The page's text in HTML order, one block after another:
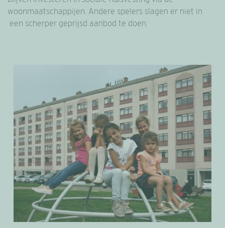
woonmaatschappijen. Andere spelers slagen er niet in
een scherper geprijsd aanbod te doen.